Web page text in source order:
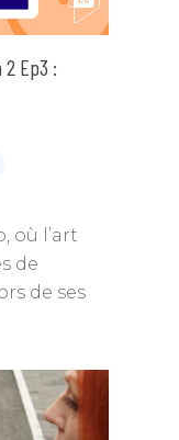
Ep3 :
où l’art
de
de ses